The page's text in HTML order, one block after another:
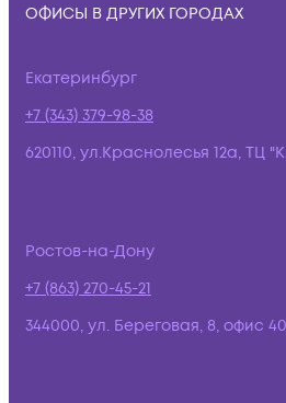
ОФИСЫ В ДРУГИХ ГОРОДАХ
Екатеринбург
+7 (343) 379-98-38
620110, ул.Краснолесья 12а, ТЦ
Ростов-на-Дону
+7 (863) 270-45-21
344000, ул. Береговая, 8, офис